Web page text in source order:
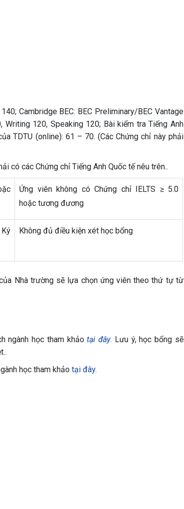
Cambridge BEC: BEC Preliminary/BEC Vantage
Writing 120, Speaking 120; Bài kiểm tra Tiếng Anh
TDTU (online): 61 – 70. (Các Chứng chỉ này phải
có các Chứng chỉ Tiếng Anh Quốc tế nêu trên..
Ứng viên không có Chứng chỉ IELTS ≥ 5.0
hoặc tương đương
Không đủ điều kiện xét học bổng
Nhà trường sẽ lựa chọn ứng viên theo thứ tự từ
ngành học tham khảotại đây. Lưu ý, học bổng sẽ
học tham khảo tại đây.